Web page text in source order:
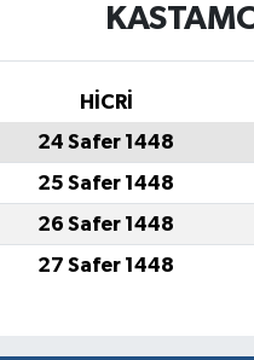
HİCRİ
24 Safer 1448
25 Safer 1448
26 Safer 1448
27 Safer 1448